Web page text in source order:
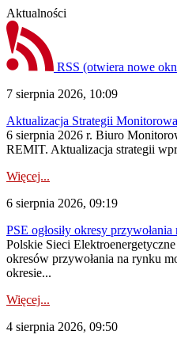
Aktualności
RSS (otwiera nowe
7 sierpnia 2026, 10:09
Aktualizacja Strategii
6 sierpnia 2026 r. Biuro
REMIT. Aktualizacja strategii
Więcej...
6 sierpnia 2026, 09:19
PSE ogłosiły okresy
Polskie Sieci
okresów przywołania na rynku
okresie...
Więcej...
4 sierpnia 2026, 09:50